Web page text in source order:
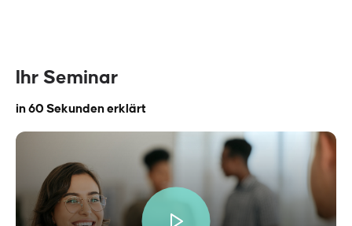
Ihr Seminar
in 60 Sekunden erklärt